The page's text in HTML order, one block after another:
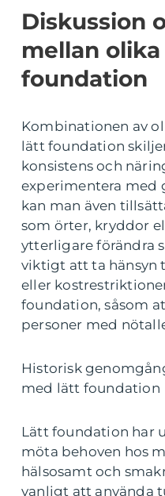
Diskussion
mellan
foundation
Kombinationen av
lätt foundation
konsistens och
experimentera med
kan man även
som örter, kryddor
ytterligare förändra
viktigt att ta hänsyn
eller
foundation, såsom
personer med
Historisk
med lätt foundation
Lätt foundation har
möta behoven hos
hälsosamt och
vanligt att använda